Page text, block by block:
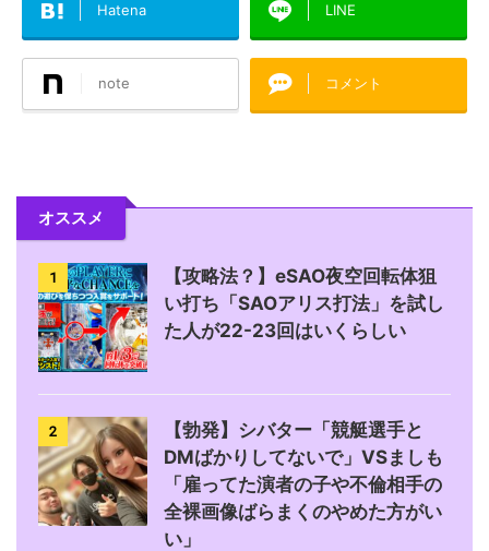
Hatena LINE
note コメント
オススメ
1
【攻略法？】eSAO夜空回転体狙
い打ち「SAOアリス打法」を試し
た人が22-23回はいくらしい
2
【勃発】シバター「競艇選手と
DMばかりしてないで」VSましも
「雇ってた演者の子や不倫相手の
全裸画像ばらまくのやめた方がい
い」